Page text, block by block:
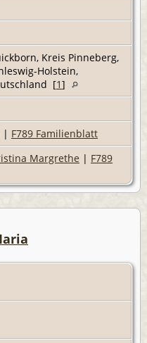
Kreis Pinneberg,
Holstein,
[1]
| F789 Familienblatt
Margrethe | F789